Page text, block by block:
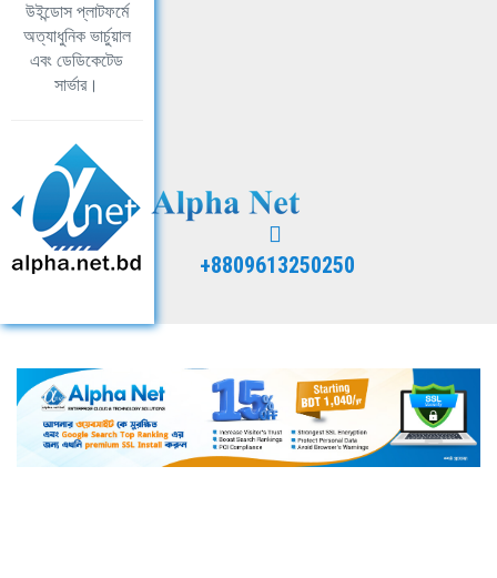
উইন্ডোস প্লাটফর্মে
অত্যাধুনিক ভার্চুয়াল
এবং ডেডিকেটেড
সার্ভার।
+8809613250250